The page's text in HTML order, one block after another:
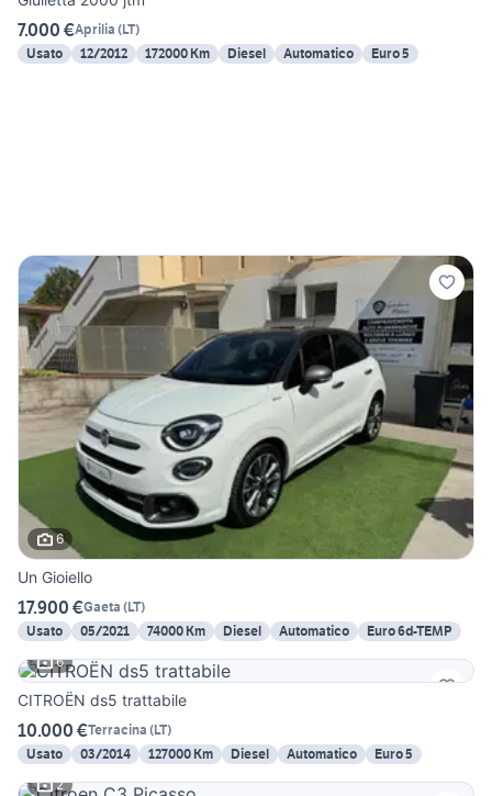
7.000 €Aprilia (LT)
Usato
12/2012 172000 Km Diesel Automatico Euro 5
6
Un Gioiello
17.900 €Gaeta (LT)
Usato
05/2021 74000 Km Diesel Automatico
Euro 6d-TEMP
6
CITROËN ds5 trattabile
10.000 €Terracina (LT)
Usato
03/2014 127000 Km Diesel Automatico
Euro 5
2